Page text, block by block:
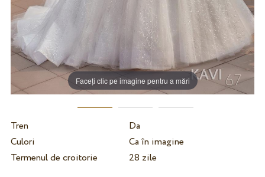
Faceți clic pe imagine pentru a mări
Tren
Da
Culori
Ca în imagine
Termenul de croitorie
28 zile